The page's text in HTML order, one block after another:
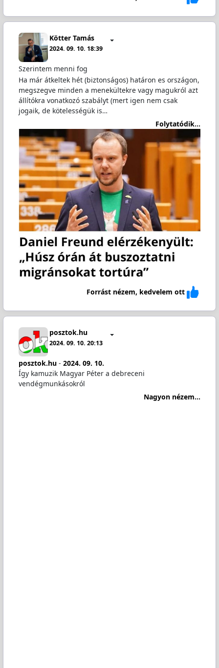
Kötter Tamás
2024. 09. 10. 18:39
Szerintem menni fog
Ha már átkeltek hét (biztonságos) határon es országon,
megszegve minden a menekültekre vagy magukról azt
állítókra vonatkozó szabályt (mert igen nem csak
jogaik, de kötelességük is…
Folytatódik...
Forrást nézem, kedvelem ott
posztok.hu
2024. 09. 10. 20:13
posztok.hu- 2024. 09. 10.
Így kamuzik Magyar Péter a debreceni
vendégmunkásokról
Nagyon nézem...